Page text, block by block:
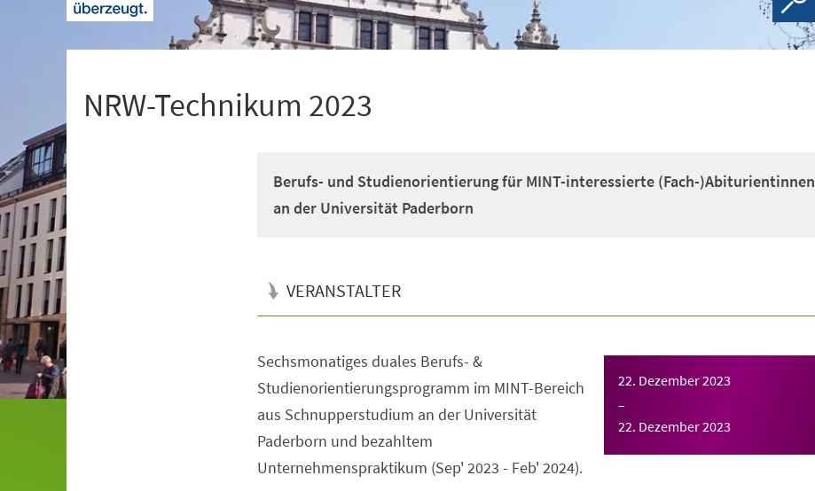
NRW-Technikum 2023
Berufs- und Studienorientierung für MINT-interessierte (Fach-)Abiturientinnen
an der Universität Paderborn
VERANSTALTER
22. Dezember 2023
–
22. Dezember 2023
Sechsmonatiges duales Berufs- &
Studienorientierungsprogramm im MINT-Bereich
aus Schnupperstudium an der Universität
Paderborn und bezahltem
Unternehmenspraktikum (Sep' 2023 - Feb' 2024).